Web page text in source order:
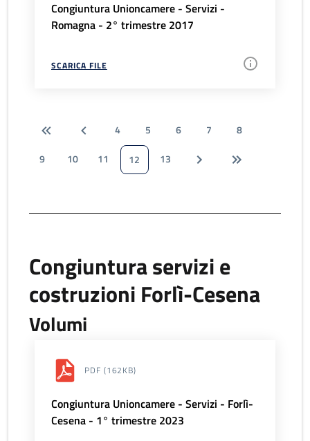
Congiuntura Unioncamere - Servizi -
Romagna - 2° trimestre 2017
SCARICA FILE
4 5 6 7
8
9
10 11 12 13
Congiuntura servizi e
costruzioni Forlì-Cesena
Volumi
PDF (162KB)
Congiuntura Unioncamere - Servizi - Forlì-
Cesena - 1° trimestre 2023